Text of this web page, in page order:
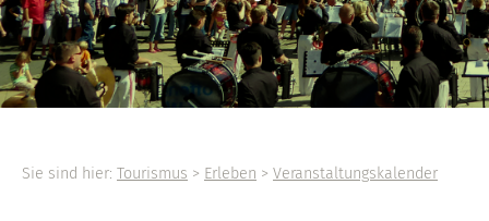
Sie sind hier: Tourismus > Erleben > Veranstaltungskalender